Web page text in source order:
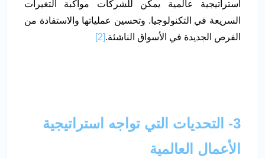
استراتيجية عالمية يمكن للشركات مواكبة التغيرات
السريعة في التكنولوجيا. وتحسين عملياتها والاستفادة من
الفرص الجديدة في الأسواق الناشئة.[2]
3- التحديات التي تواجه استراتيجية
الأعمال العالمية